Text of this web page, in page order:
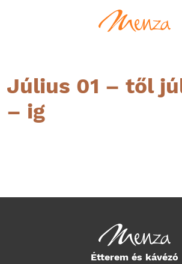
Július 01 – től
– ig
Étterem és kávézó